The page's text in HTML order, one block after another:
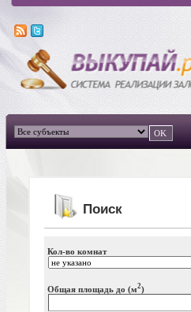
Поиск
Кол-во комнат
Общая площадь до (м2)